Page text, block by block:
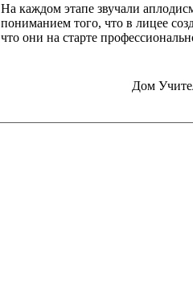
На каждом этапе звучали
пониманием того, что в лицее
что они на старте
Дом